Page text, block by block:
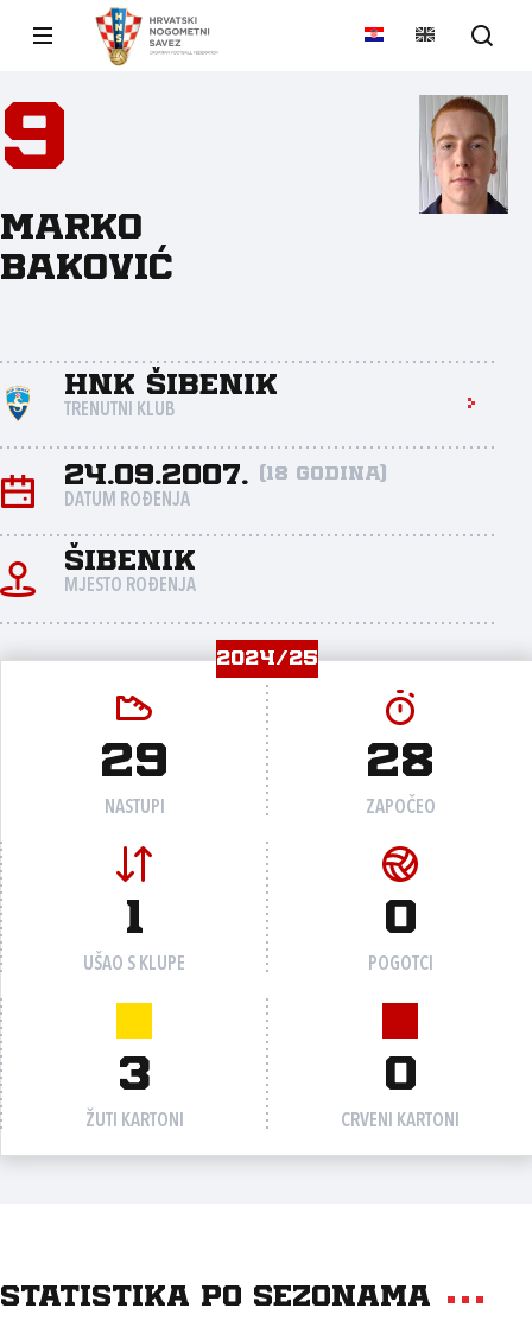
9
Marko
Baković
HNK Šibenik
TRENUTNI KLUB
24.09.2007. (18 godina)
DATUM ROĐENJA
Šibenik
MJESTO ROĐENJA
2024/25
29
NASTUPI
28
ZAPOČEO
1
UŠAO S KLUPE
0
POGOTCI
3
ŽUTI KARTONI
0
CRVENI KARTONI
Statistika po sezonama